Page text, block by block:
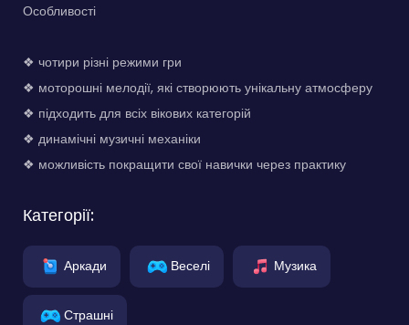
Особливості
❖ чотири різні режими гри
❖ моторошні мелодії, які створюють унікальну атмосферу
❖ підходить для всіх вікових категорій
❖ динамічні музичні механіки
❖ можливість покращити свої навички через практику
Категорії:
Аркади Веселі Музика
Страшні